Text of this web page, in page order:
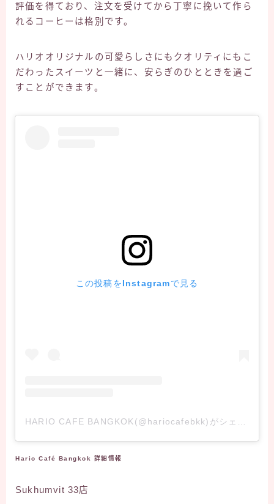
評価を得ており、注文を受けてから丁寧に挽いて作ら
れるコーヒーは格別です。
ハリオオリジナルの可愛らしさにもクオリティにもこ
だわったスイーツと一緒に、安らぎのひとときを過ご
すことができます。
この投稿をInstagramで見る
Hario Café Bangkok 詳細情報
Sukhumvit 33店